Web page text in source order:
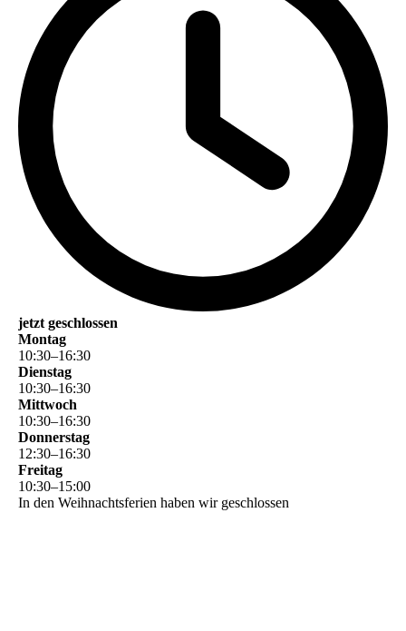
jetzt geschlossen
Montag
10:30–16:30
Dienstag
10:30–16:30
Mittwoch
10:30–16:30
Donnerstag
12:30–16:30
Freitag
10:30–15:00
In den Weihnachtsferien haben wir geschlossen